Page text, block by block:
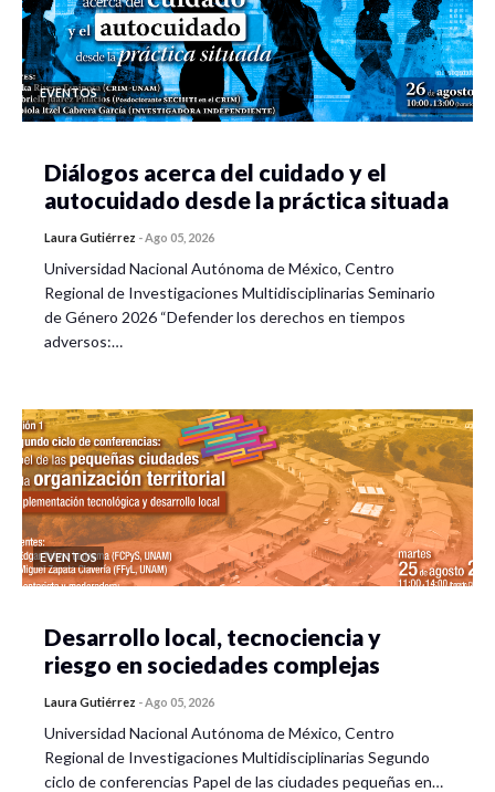
EVENTOS
Diálogos acerca del cuidado y el
autocuidado desde la práctica situada
Laura Gutiérrez - Ago 05, 2026
Universidad Nacional Autónoma de México, Centro
Regional de Investigaciones Multidisciplinarias Seminario
de Género 2026 “Defender los derechos en tiempos
adversos:…
EVENTOS
Desarrollo local, tecnociencia y
riesgo en sociedades complejas
Laura Gutiérrez - Ago 05, 2026
Universidad Nacional Autónoma de México, Centro
Regional de Investigaciones Multidisciplinarias Segundo
ciclo de conferencias Papel de las ciudades pequeñas en…